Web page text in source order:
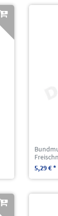
5,29 € *